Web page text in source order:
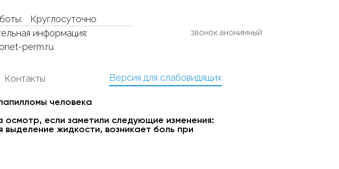
Круглосуточно
информация:
perm.ru
звонок анонимный
Контакты Версия для слабовидящих
человека
если заметили следующие изменения:
жидкости, возникает боль при